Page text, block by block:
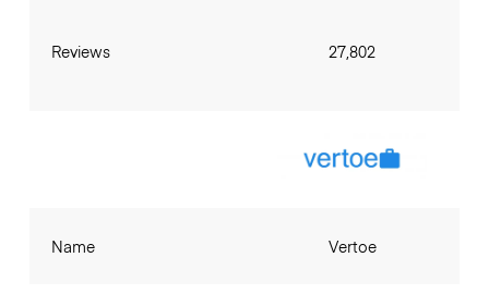
Reviews 27,802
Name Vertoe